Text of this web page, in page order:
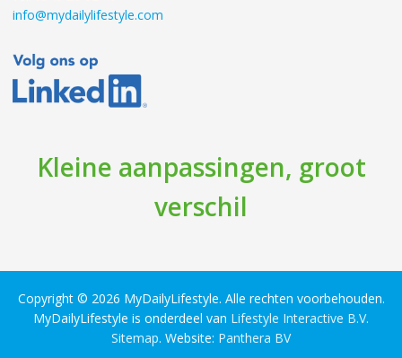
info@mydailylifestyle.com
Kleine aanpassingen, groot
verschil
Copyright © 2026 MyDailyLifestyle. Alle rechten voorbehouden.
MyDailyLifestyle is onderdeel van Lifestyle Interactive B.V.
Sitemap. Website: Panthera BV